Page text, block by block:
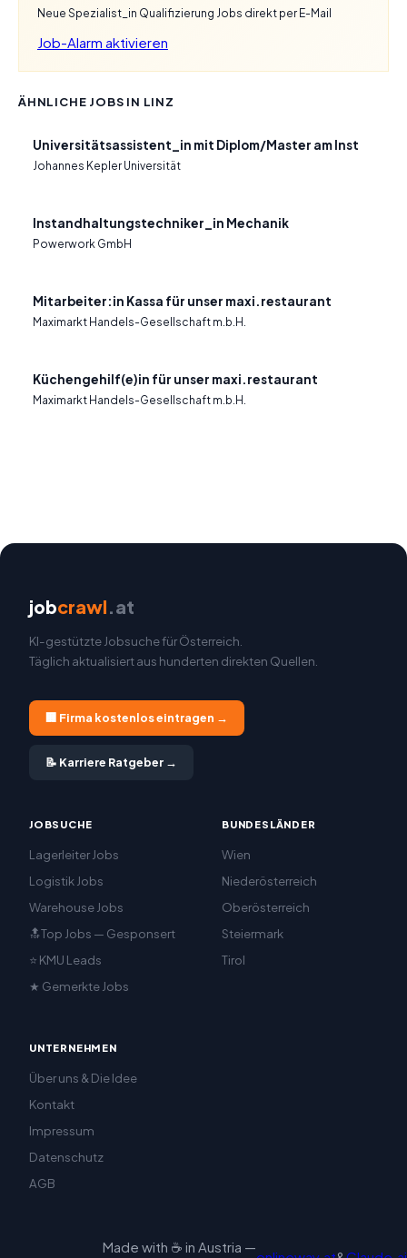
Neue Spezialist_in Qualifizierung Jobs direkt per E-Mail
Job-Alarm aktivieren
ÄHNLICHE JOBS IN LINZ
Universitätsassistent_in mit Diplom/Master am Inst
Johannes Kepler Universität
Instandhaltungstechniker_in Mechanik
Powerwork GmbH
Mitarbeiter:in Kassa für unser maxi.restaurant
Maximarkt Handels-Gesellschaft m.b.H.
Küchengehilf(e)in für unser maxi.restaurant
Maximarkt Handels-Gesellschaft m.b.H.
jobcrawl.at
KI-gestützte Jobsuche für Österreich.
Täglich aktualisiert aus hunderten direkten Quellen.
🏢 Firma kostenlos eintragen →
📝 Karriere Ratgeber →
JOBSUCHE
Lagerleiter Jobs
Logistik Jobs
Warehouse Jobs
🔝Top Jobs — Gesponsert
⭐ KMU Leads
★ Gemerkte Jobs
BUNDESLÄNDER
Wien
Niederösterreich
Oberösterreich
Steiermark
Tirol
UNTERNEHMEN
Über uns & Die Idee
Kontakt
Impressum
Datenschutz
AGB
Made with ☕ in Austria —